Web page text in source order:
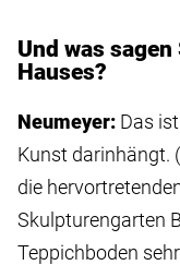
Und was
Hauses?
Neumeyer: Das
Kunst darinhängt.
die
Skulpturengarten
Teppichboden